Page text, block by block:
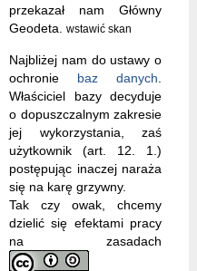
przekazał nam Główny
Geodeta. wstawić skan
Najbliżej nam do ustawy o
ochronie baz danych
Właściciel bazy decyduje
o dopuszczalnym zakresie
jej wykorzystania, zaś
użytkownik (art. 12. 1.)
postępując inaczej naraża
się na karę grzywny.
Tak czy owak, chcemy
dzielić się efektami pracy
na zasadach